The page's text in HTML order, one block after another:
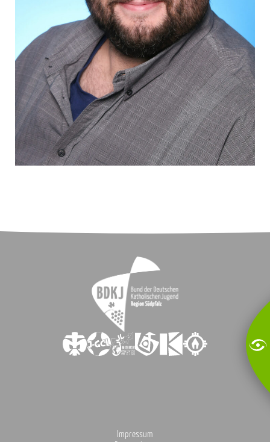
Impressum